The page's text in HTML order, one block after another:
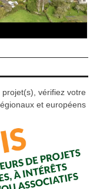
vérifiez votre
et européens